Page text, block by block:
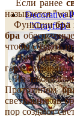
Decorative
"Crayfish"
Если ранее
называется
Функциибра
бра
чтобы создать
Бра также
гармонировать
Из такого
Прототипом
светильников
пор создают